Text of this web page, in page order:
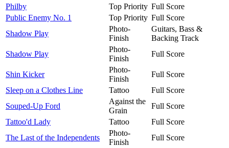
Philby
Top Priority Full Score
Public Enemy No. 1
Top Priority Full Score
Shadow Play
Photo-
Finish
Guitars, Bass &
Backing Track
Shadow Play
Photo-
Finish
Full Score
Shin Kicker
Photo-
Finish
Full Score
Sleep on a Clothes Line
Tattoo
Full Score
Souped-Up Ford
Against the
Grain
Full Score
Tattoo'd Lady
Tattoo
Full Score
The Last of the Independents
Photo-
Finish
Full Score